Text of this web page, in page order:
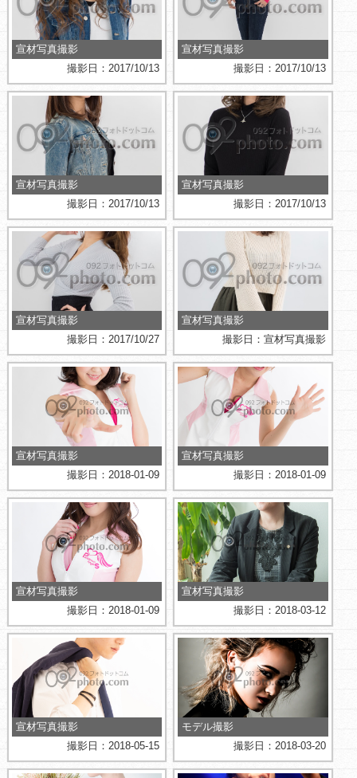
宣材写真撮影
撮影日：2017/10/13
宣材写真撮影
撮影日：2017/10/13
宣材写真撮影
撮影日：2017/10/13
宣材写真撮影
撮影日：2017/10/13
宣材写真撮影
撮影日：2017/10/27
宣材写真撮影
撮影日：宣材写真撮影
宣材写真撮影
撮影日：2018-01-09
宣材写真撮影
撮影日：2018-01-09
宣材写真撮影
撮影日：2018-01-09
宣材写真撮影
撮影日：2018-03-12
宣材写真撮影
撮影日：2018-05-15
モデル撮影
撮影日：2018-03-20